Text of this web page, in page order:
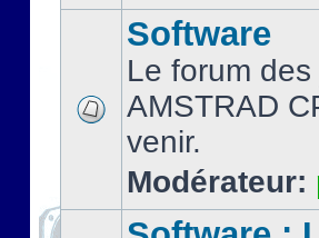
Software
Le forum
AMSTRAD
venir.
Modérateur: